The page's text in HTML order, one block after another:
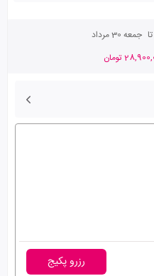
تا جمعه 30 مرداد
تومان
رزرو پکیج